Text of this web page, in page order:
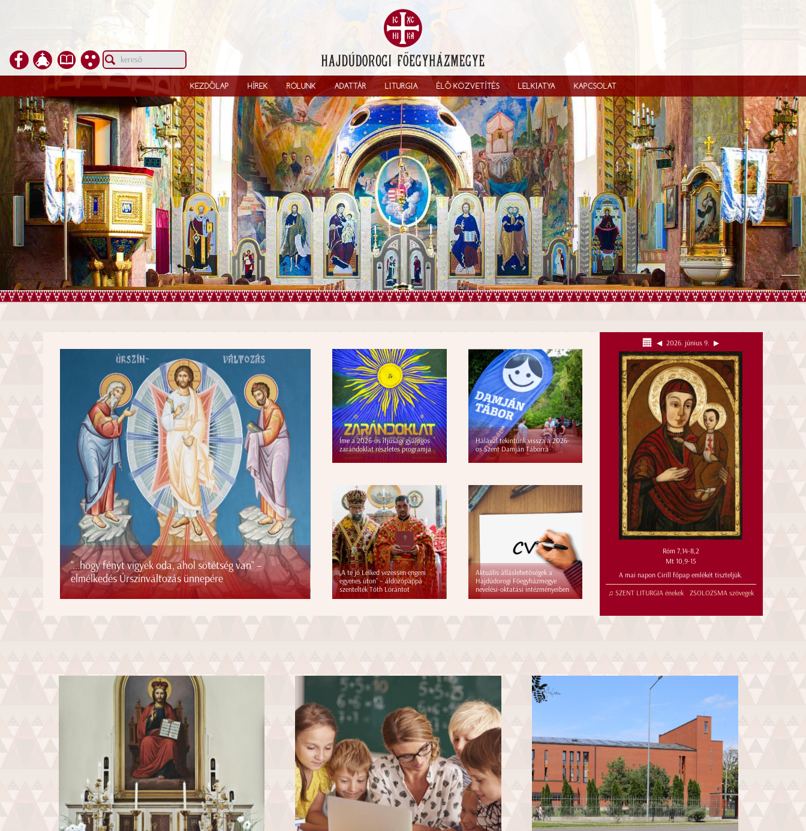
KEZDŐLAP HÍREK RÓLUNK ADATTÁR LITURGIA ÉLŐ KÖZVETÍTÉS LELKIATYA KAPCSOLAT
"...hogy fényt vigyek oda, ahol sötétség van" –
elmélkedés Úrszínváltozás ünnepére
Íme a 2026-os ifjúsági gyalogos
zarándoklat részletes programja
Hálával tekintünk vissza a 2026-
os Szent Damján Táborra
„A te jó Lelked vezessen engem
egyenes úton” – áldozópappá
szentelték Tóth Lórántot
Aktuális álláslehetőségek a
Hajdúdorogi Főegyházmegye
nevelési-oktatási intézményeiben
◀︎ 2026. június 9. ▶︎
Róm 7,14-8,2
Mt 10,9-15
A mai napon Cirill főpap emlékét tiszteljük.
♫ SZENT LITURGIA énekek ZSOLOZSMA szövegek